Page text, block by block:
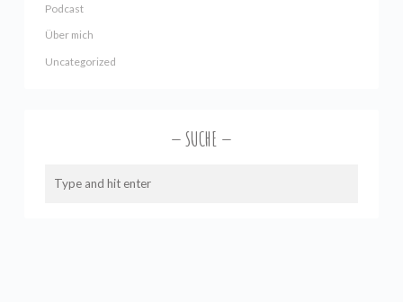
Podcast
Über mich
Uncategorized
SUCHE